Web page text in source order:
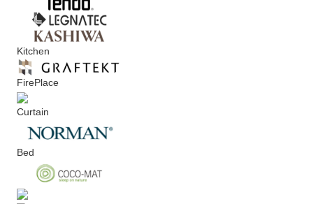
Kitchen
FirePlace
Curtain
Bed